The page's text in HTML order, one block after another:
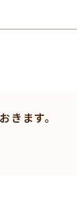
ます。